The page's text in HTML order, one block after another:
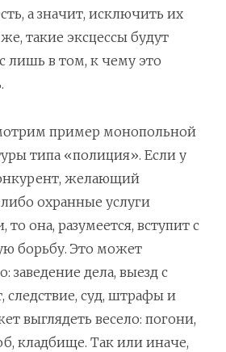
а значит, исключить их
такие эксцессы будут
лишь в том, к чему это
пример монопольной
типа «полиция». Если у
желающий
охранные услуги
она, разумеется, вступит с
борьбу. Это может
заведение дела, выезд с
следствие, суд, штрафы и
выглядеть весело: погони,
кладбище. Так или иначе,